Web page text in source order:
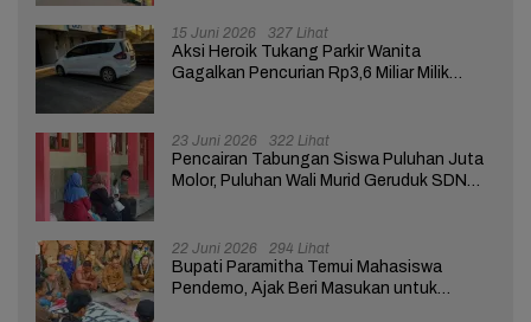
15 Juni 2026 327 Lihat
Aksi Heroik Tukang Parkir Wanita
Gagalkan Pencurian Rp3,6 Miliar Milik
23 Juni 2026 322 Lihat
Pencairan Tabungan Siswa Puluhan Juta
Molor, Puluhan Wali Murid Geruduk SDN
22 Juni 2026 294 Lihat
Bupati Paramitha Temui Mahasiswa
Pendemo, Ajak Beri Masukan untuk